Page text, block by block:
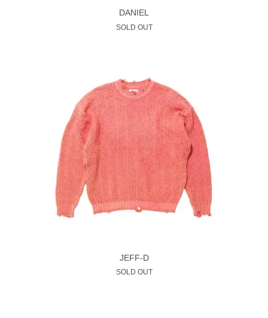
DANIEL
SOLD OUT
JEFF-D
SOLD OUT